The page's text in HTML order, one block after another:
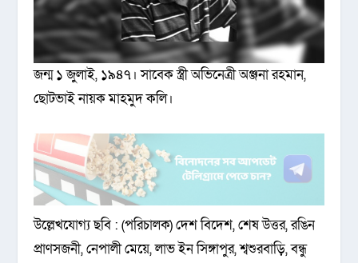
জন্ম ১ জুলাই, ১৯৪৭। সাবেক স্ত্রী অভিনেত্রী অঞ্জনা রহমান,
ছোটভাই নায়ক মাহমুদ কলি।
উল্লেখযোগ্য ছবি : (পরিচালক) দেশ বিদেশ, শেষ উত্তর, রঙিন
প্রাণসজনী, নেপালী মেয়ে, লাভ ইন সিঙ্গাপুর, শ্বশুরবাড়ি, বন্ধু